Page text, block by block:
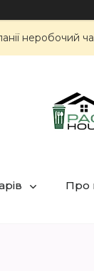
неробочий
Про